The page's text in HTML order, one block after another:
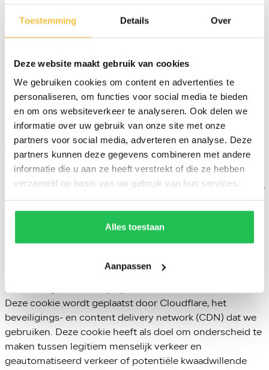
Toestemming Details Over
Deze website maakt gebruik van cookies
We gebruiken cookies om content en advertenties te
personaliseren, om functies voor social media te bieden
en om ons websiteverkeer te analyseren. Ook delen we
informatie over uw gebruik van onze site met onze
partners voor social media, adverteren en analyse. Deze
partners kunnen deze gegevens combineren met andere
informatie die u aan ze heeft verstrekt of die ze hebben
verzameld op basis van uw gebruik van hun services.
Alles toestaan
Aanpassen
contact met ons kunt opnemen.
technieken de volgende functies uit:
Essentiële / functionele cookies
Dit type cookies zijn essentieel om je in staat te stellen
door de website te navigeren en de functies ervan te
gebruiken. Functionele cookies onthouden keuzes die je
maakt, zoals taalvoorkeuren en zoekparameters. Ze
kunnen worden gebruikt om een meer gepersonaliseerde
niet worden uitgeschakeld en worden dan ook
automatisch ingeschakeld wanneer je de website
Concreet gebruiken wij bijvoorbeeld de cookie __cf_bm.
Deze cookie wordt geplaatst door Cloudflare, het
beveiligings- en content delivery network (CDN) dat we
gebruiken. Deze cookie heeft als doel om onderscheid te
maken tussen legitiem menselijk verkeer en
geautomatiseerd verkeer of potentiële kwaadwillende